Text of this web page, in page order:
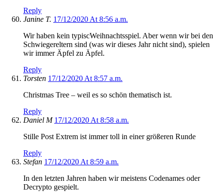
Reply
Janine T. 17/12/2020 At 8:56 a.m.
Wir haben kein typiscWeihnachtsspiel. Aber wenn wir bei den
Schwiegereltern sind (was wir dieses Jahr nicht sind), spielen
wir immer Äpfel zu Äpfel.
Reply
Torsten 17/12/2020 At 8:57 a.m.
Christmas Tree – weil es so schön thematisch ist.
Reply
Daniel M 17/12/2020 At 8:58 a.m.
Stille Post Extrem ist immer toll in einer größeren Runde
Reply
Stefan 17/12/2020 At 8:59 a.m.
In den letzten Jahren haben wir meistens Codenames oder
Decrypto gespielt.